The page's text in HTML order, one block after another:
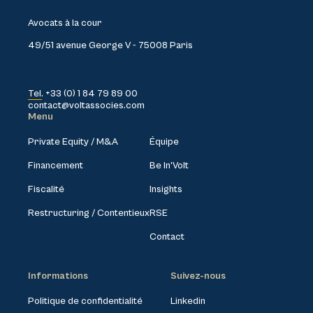
Avocats à la cour
49/51 avenue George V - 75008 Paris
Tel. +33 (0) 1 84 79 89 00
contact@voltassocies.com
Menu
Private Equity / M&A
Financement
Fiscalité
Restructuring / Contentieux
Équipe
Be In’Volt
Insights
RSE
Contact
Informations
Politique de confidentialité
Suivez-nous
Linkedin